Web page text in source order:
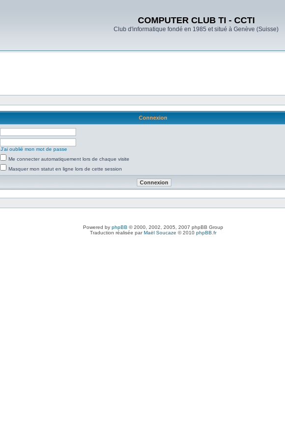
COMPUTER CLUB TI - CCTI
Club d'informatique fondé en 1985 et situé à Genève (Suisse)
Connexion
J’ai oublié mon mot de passe
Me connecter automatiquement lors de chaque visite
Masquer mon statut en ligne lors de cette session
Powered by phpBB © 2000, 2002, 2005, 2007 phpBB Group
Traduction réalisée parMaël Soucaze © 2010 phpBB.fr